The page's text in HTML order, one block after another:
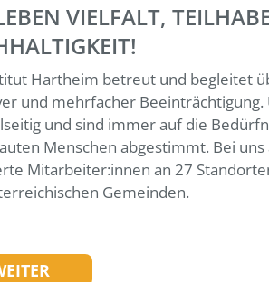
VIELFALT,
Hartheim betreut und begleitet
und mehrfacher Beeinträchtigung.
und sind immer auf die
Menschen abgestimmt. Bei
Mitarbeiter:innen an 27
Gemeinden.